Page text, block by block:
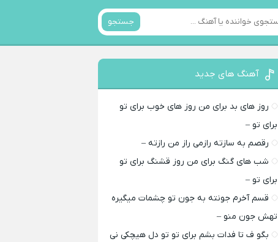
جستجو
آهنگ های جدید
روز های بد برای من روز های خوب برای تو
برای تو –
رقصم به سازته رازمی راز من رازته –
شب های گنگ برای من روز قشنگ برای تو
برای تو –
قسم آخرم جونته به جون تو چشمات میگیره
تهش جون منو –
بگو ف تا فدات بشم برای تو تو دل هیچکی نی